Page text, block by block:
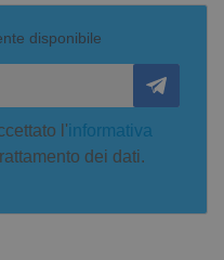
disponibile
l'informativa
dei dati.